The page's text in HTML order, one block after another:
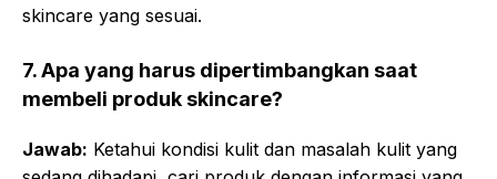
skincare yang sesuai.
7. Apa yang harus dipertimbangkan saat
membeli produk skincare?
Jawab: Ketahui kondisi kulit dan masalah kulit yang